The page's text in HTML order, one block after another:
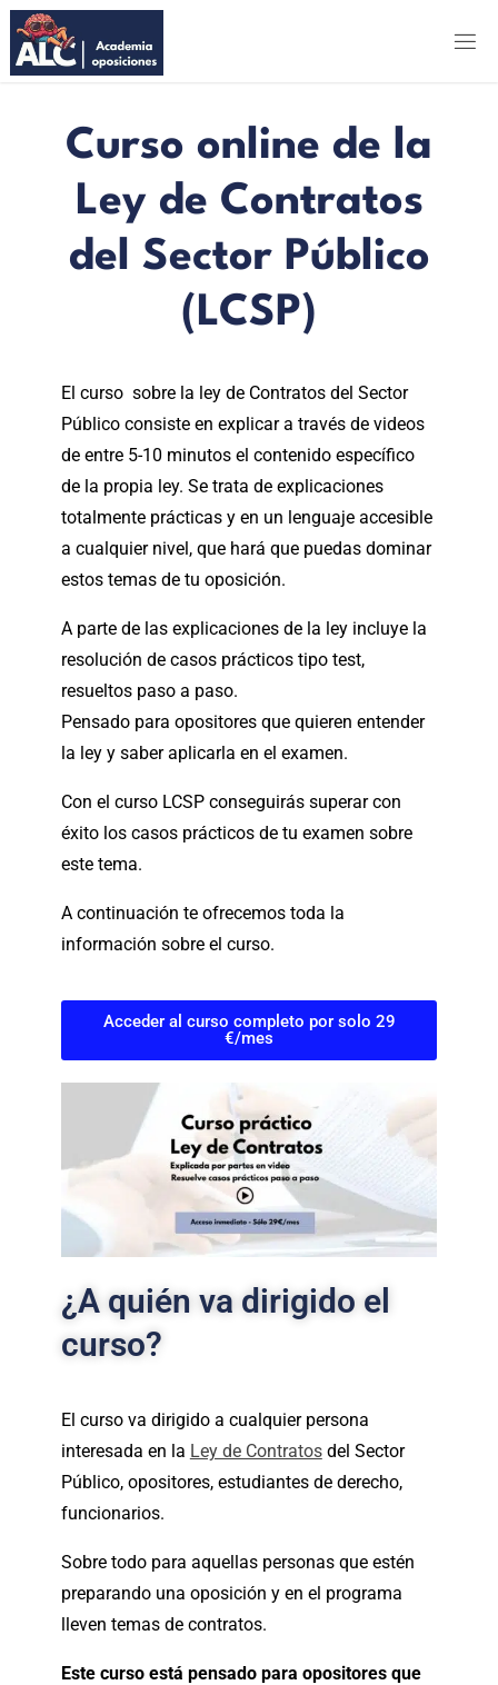
OPOSICIONES
Curso online de la
Ley de Contratos
del Sector Público
(LCSP)
El curso sobre la ley de Contratos del Sector
Públicoconsiste en explicar a través de videos
de entre 5-10 minutos el contenido específico
de la propia ley. Se trata de explicaciones
totalmente prácticas y en un lenguaje accesible
a cualquier nivel, que hará que puedas dominar
estos temas de tu oposición.
A parte de las explicaciones de la ley incluye la
resolución de casos prácticos tipo test,
resueltos paso a paso.
Pensado para opositores que quieren entender
la ley y saber aplicarla en el examen.
Con el curso LCSP conseguirás superar con
éxito los casos prácticos de tu examen sobre
este tema.
A continuación te ofrecemos toda la
información sobre el curso.
Acceder al curso completo por solo 29
€/mes
¿A quién va dirigido el
curso?
El curso va dirigido a cualquier persona
interesada en la Ley de Contratosdel Sector
Público, opositores, estudiantes de derecho,
funcionarios.
Sobre todo para aquellas personas que estén
preparando una oposición y en el programa
lleven temas de contratos.
Este curso está pensado para opositores que